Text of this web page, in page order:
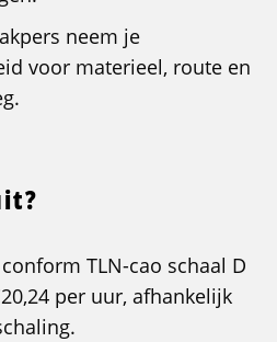
neem je
voor materieel, route en
TLN-cao schaal D
per uur, afhankelijk